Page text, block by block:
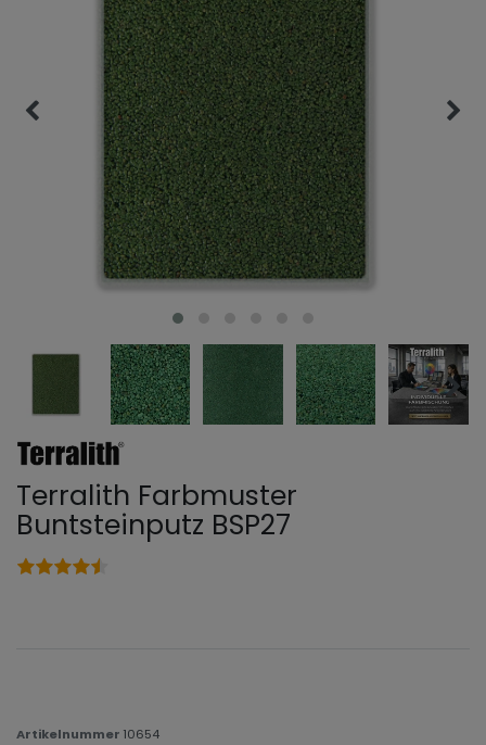
Terralith Farbmuster
Buntsteinputz BSP27
Artikelnummer 10654